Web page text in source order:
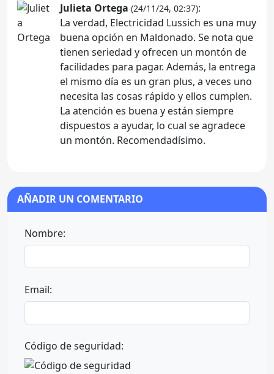
Julieta Ortega (24/11/24, 02:37):
La verdad, Electricidad Lussich es una muy
buena opción en Maldonado. Se nota que
tienen seriedad y ofrecen un montón de
facilidades para pagar. Además, la entrega
el mismo día es un gran plus, a veces uno
necesita las cosas rápido y ellos cumplen.
La atención es buena y están siempre
dispuestos a ayudar, lo cual se agradece
un montón. Recomendadísimo.
AÑADIR UN COMENTARIO
Nombre:
Email:
Código de seguridad: